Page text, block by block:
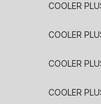
COOLER
COOLER
COOLER
COOLER